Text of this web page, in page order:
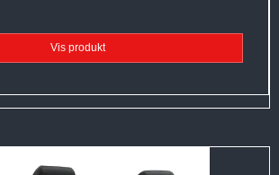
Vis produkt